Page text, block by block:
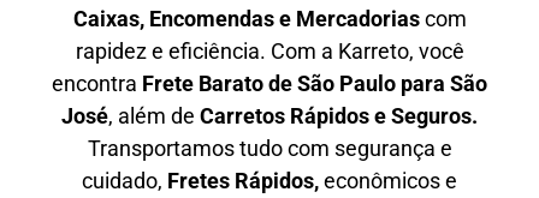
Caixas, Encomendas e Mercadoriascom
rapidez e eficiência. Com a Karreto, você
encontra Frete Baratode São Paulo para São
José, além de Carretos Rápidos e Seguros.
Transportamos tudo com segurança e
cuidado, Fretes Rápidos,econômicos e